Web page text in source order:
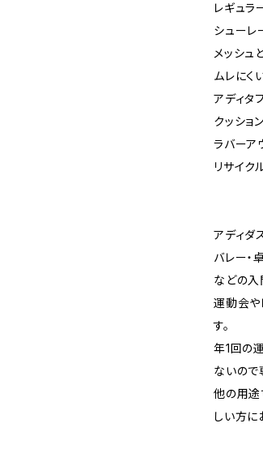
レギュラ
シューレ
メッシュ
ムレにく
アディタ
クッショ
ラバーア
リサイ
アディダ
バレー・
などの入
運動会や
す。
年1回の
ないので
他の用途
しい方に